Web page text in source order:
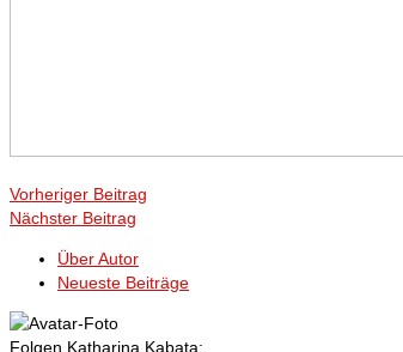
Vorheriger Beitrag
Nächster Beitrag
Über Autor
Neueste Beiträge
Folgen Katharina Kabata: